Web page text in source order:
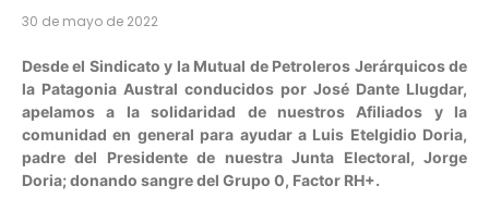
30 de mayo de 2022
Desde el Sindicato y la Mutual de Petroleros Jerárquicos de
la Patagonia Austral conducidos por José Dante Llugdar,
apelamos a la solidaridad de nuestros Afiliados y la
comunidad en general para ayudar a Luis Etelgidio Doria,
padre del Presidente de nuestra Junta Electoral, Jorge
Doria; donando sangre del Grupo 0, Factor RH+.